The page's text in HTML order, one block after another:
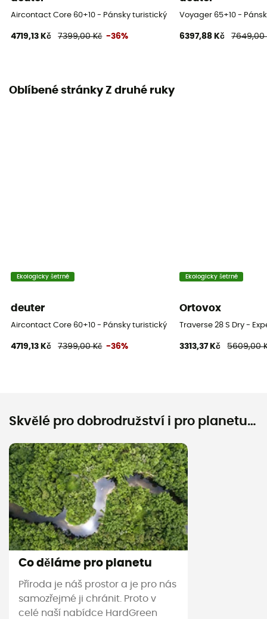
Aircontact Core 60+10 - Pánsky turistický batoh
4719,13 Kč 7399,00 Kč -36%
Voyager 65+10 -
6397,88 Kč 7649,00
Oblíbené stránky Z druhé ruky
Ekologicky šetrné
deuter
Aircontact Core 60+10 - Pánsky turistický batoh
4719,13 Kč 7399,00 Kč -36%
Ekologicky šetrné
Ortovox
Traverse 28 S Dry -
3313,37 Kč 5609,00
Skvělé pro dobrodružství i pro planetu…
Co děláme pro planetu
Příroda je náš prostor a je pro nás
samozřejmé ji chránit. Proto v
celé naší nabídce HardGreen